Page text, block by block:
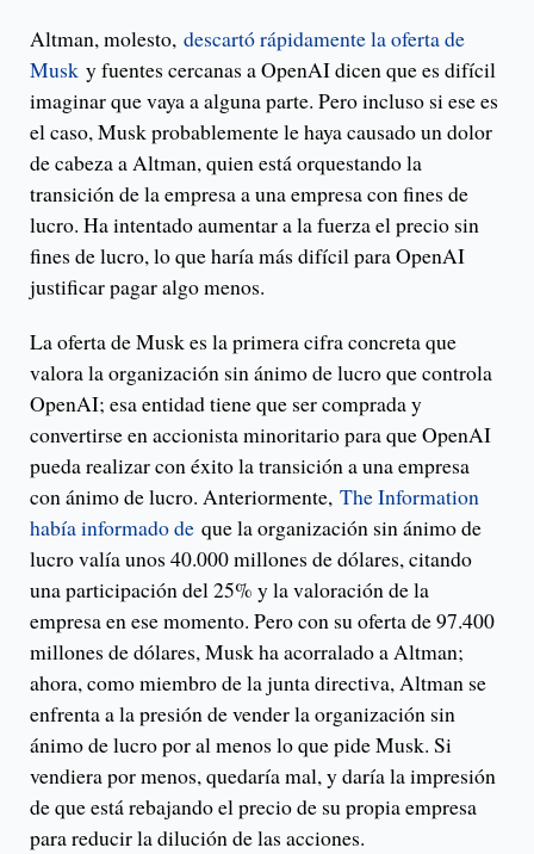
Altman, molesto, descartó rápidamente la oferta de
Musk y fuentes cercanas a OpenAI dicen que es difícil
imaginar que vaya a alguna parte. Pero incluso si ese es
el caso, Musk probablemente le haya causado un dolor
de cabeza a Altman, quien está orquestando la
transición de la empresa a una empresa con fines de
lucro. Ha intentado aumentar a la fuerza el precio sin
fines de lucro, lo que haría más difícil para OpenAI
justificar pagar algo menos.
La oferta de Musk es la primera cifra concreta que
valora la organización sin ánimo de lucro que controla
OpenAI; esa entidad tiene que ser comprada y
convertirse en accionista minoritario para que OpenAI
pueda realizar con éxito la transición a una empresa
con ánimo de lucro. Anteriormente, The Information
había informado de que la organización sin ánimo de
lucro valía unos 40.000 millones de dólares, citando
una participación del 25% y la valoración de la
empresa en ese momento. Pero con su oferta de 97.400
millones de dólares, Musk ha acorralado a Altman;
ahora, como miembro de la junta directiva, Altman se
enfrenta a la presión de vender la organización sin
ánimo de lucro por al menos lo que pide Musk. Si
vendiera por menos, quedaría mal, y daría la impresión
de que está rebajando el precio de su propia empresa
para reducir la dilución de las acciones.